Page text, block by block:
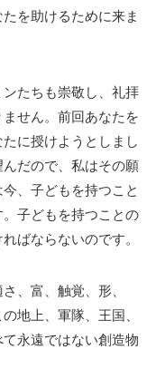
を助けるために来ま
たちも崇敬し、礼拝
せん。前回あなたを
に授けようとしまし
だので、私はその願
、子どもを持つこと
子どもを持つことの
ばならないのです。
、富、触覚、形、
地上、軍隊、王国、
永遠ではない創造物